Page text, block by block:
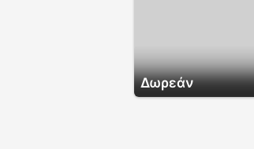
Δωρεάν